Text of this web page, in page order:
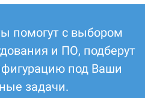
помогут с выбором
и ПО, подберут
под Ваши
задачи.